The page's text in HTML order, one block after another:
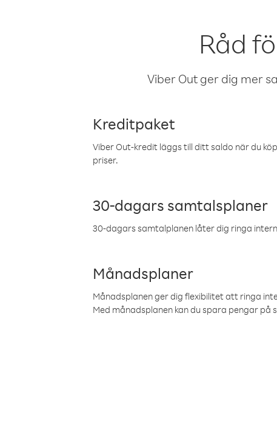
Råd
Viber Out ger dig mer
Kreditpaket
Viber Out-kredit läggs till ditt saldo när du
priser.
30-dagars samtalsplaner
30-dagars samtalplanen låter dig ringa
Månadsplaner
Månadsplanen ger dig flexibilitet att ringa
Med månadsplanen kan du spara pengar på